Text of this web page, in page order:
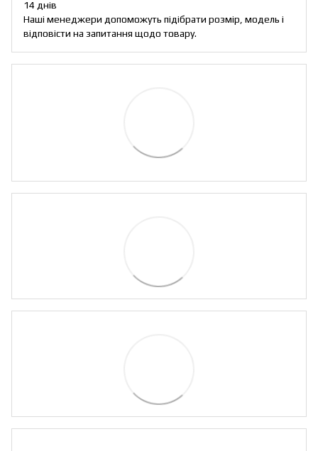
14 днів
Наші менеджери допоможуть підібрати розмір, модель і
відповісти на запитання щодо товару.